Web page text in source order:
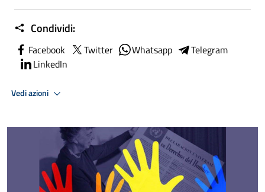
Condividi:
Facebook Twitter Whatsapp
Telegram
LinkedIn
Vedi azioni